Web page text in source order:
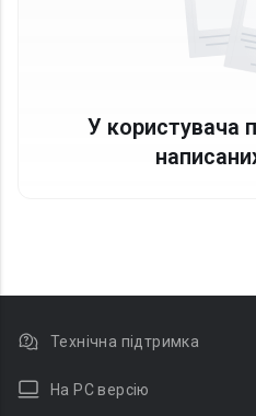
У користувача
Технічна підтримка
На PC версію